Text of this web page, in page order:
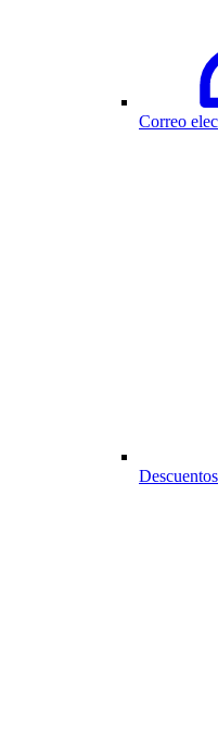
Correo
Descuentos